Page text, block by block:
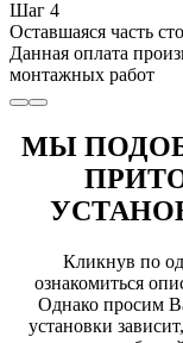
Шаг 4
Оставшаяся часть
Данная оплата
монтажных работ
МЫ
Кликнув по
ознакомиться
Однако просим
установки